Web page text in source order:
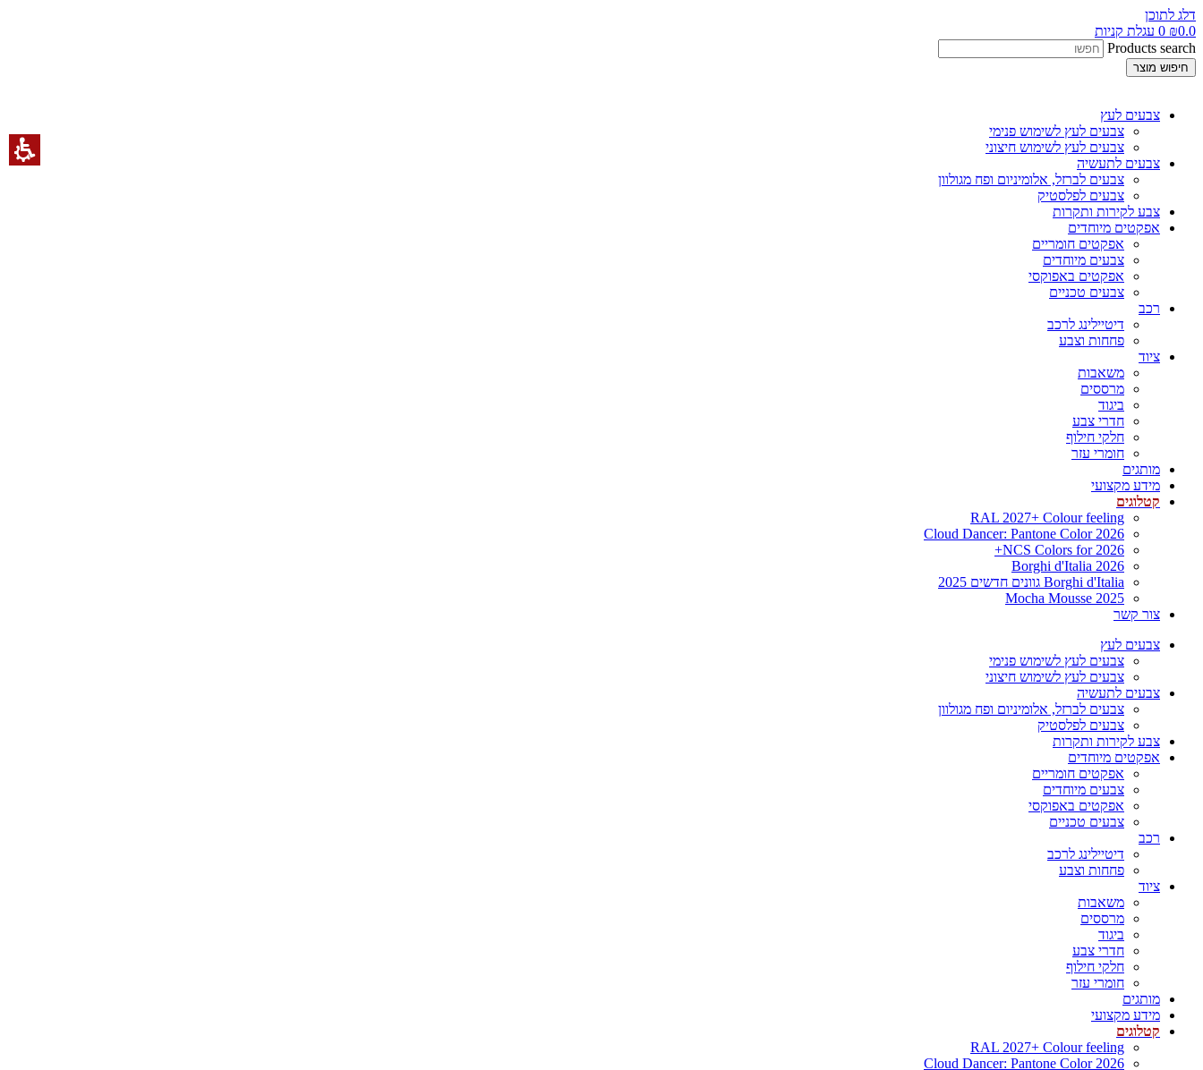
דלג לתוכן
₪0.0
0 עגלת קניות
Products search
חיפוש מוצר
צבעים לעץ
צבעים לעץ לשימוש פנימי
צבעים לעץ לשימוש חיצוני
צבעים לתעשיה
צבעים לברזל, אלומיניום ופח מגולוון
צבעים לפלסטיק
צבע לקירות ותקרות
אפקטים מיוחדים
אפקטים חומריים
צבעים מיוחדים
אפקטים באפוקסי
צבעים טכניים
רכב
דיטיילינג לרכב
פחחות וצבע
ציוד
משאבות
מרססים
ביגוד
חדרי צבע
חלקי חילוף
חומרי עזר
מותגים
מידע מקצועי
קטלוגים
RAL 2027+ Colour feeling
Cloud Dancer: Pantone Color 2026
NCS Colors for 2026+
Borghi d'Italia 2026
Borghi d'Italia גוונים חדשים 2025
Mocha Mousse 2025
צור קשר
צבעים לעץ
צבעים לעץ לשימוש פנימי
צבעים לעץ לשימוש חיצוני
צבעים לתעשיה
צבעים לברזל, אלומיניום ופח מגולוון
צבעים לפלסטיק
צבע לקירות ותקרות
אפקטים מיוחדים
אפקטים חומריים
צבעים מיוחדים
אפקטים באפוקסי
צבעים טכניים
רכב
דיטיילינג לרכב
פחחות וצבע
ציוד
משאבות
מרססים
ביגוד
חדרי צבע
חלקי חילוף
חומרי עזר
מותגים
מידע מקצועי
קטלוגים
RAL 2027+ Colour feeling
Cloud Dancer: Pantone Color 2026